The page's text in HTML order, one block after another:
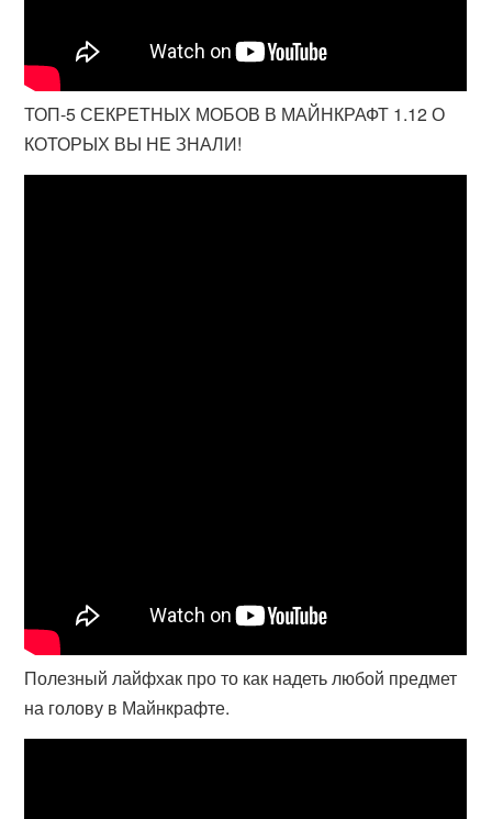
ТОП-5 СЕКРЕТНЫХ МОБОВ В МАЙНКРАФТ 1.12 О
КОТОРЫХ ВЫ НЕ ЗНАЛИ!
Полезный лайфхак про то как надеть любой предмет
на голову в Майнкрафте.